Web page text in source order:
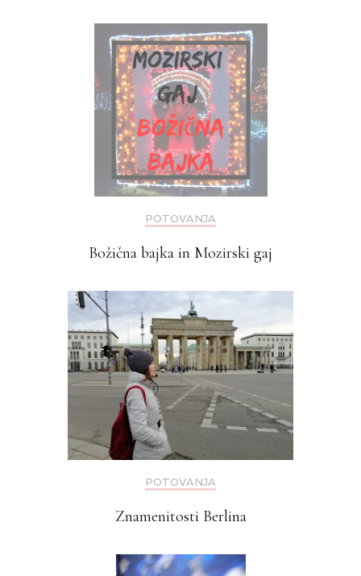
POTOVANJA
Božična bajka in Mozirski gaj
POTOVANJA
Znamenitosti Berlina